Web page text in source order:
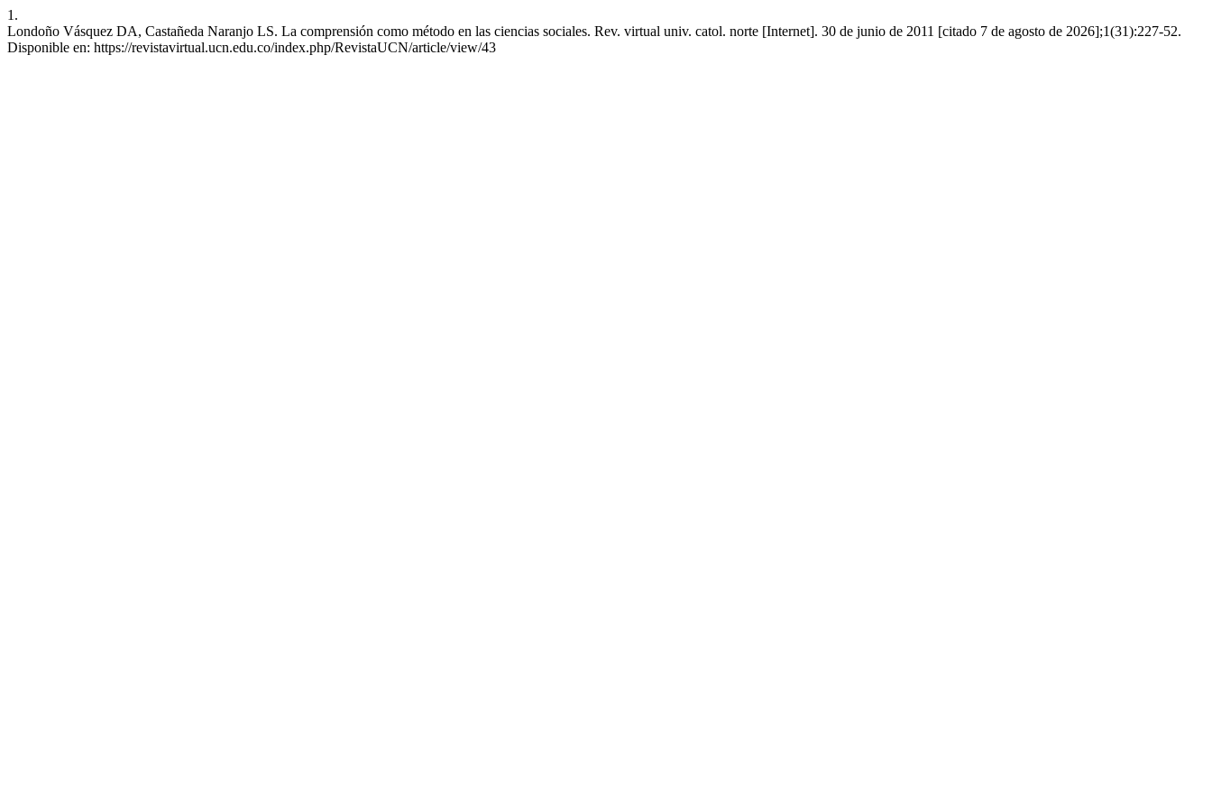
1.
Londoño Vásquez DA, Castañeda Naranjo LS. La comprensión como método en las ciencias sociales. Rev. virtual univ. catol. norte [Internet]. 30 de junio de 2011 [citado 7 de agosto de 2026];1(31):227-52.
Disponible en: https://revistavirtual.ucn.edu.co/index.php/RevistaUCN/article/view/43